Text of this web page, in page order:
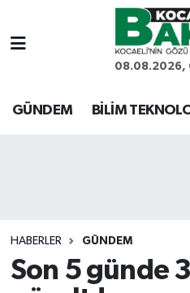
08.08.2026,
GÜNDEM BİLİM
HABERLER GÜNDEM
Son 5 günde
Kocaeli Nöbetçi
Kocaeli Hava Durumu
Son Dakika Haberleri